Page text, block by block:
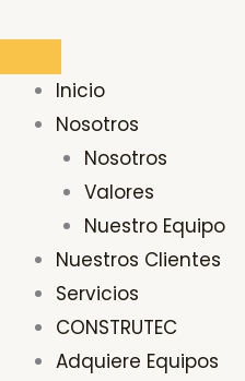
contenido
Inicio
Nosotros
Nosotros
Valores
Nuestro Equipo
Nuestros Clientes
Servicios
CONSTRUTEC
Adquiere Equipos